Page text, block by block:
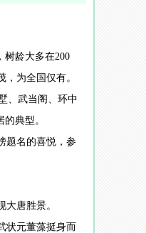
树龄大多在200
为全国仅有。
、武当阁、环中
典型。
题名的喜悦，参
唐胜景。
状元董藻挺身而